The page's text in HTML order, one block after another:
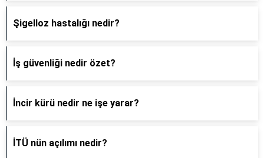
Şigelloz hastalığı nedir?
İş güvenliği nedir özet?
İncir kürü nedir ne işe yarar?
İTÜ nün açılımı nedir?